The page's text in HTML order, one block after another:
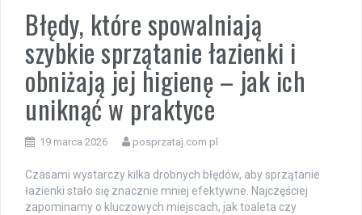
Błędy, które spowalniają
szybkie sprzątanie łazienki i
obniżają jej higienę – jak ich
uniknąć w praktyce
19 marca 2026 posprzataj.com.pl
Czasami wystarczy kilka drobnych błędów, aby sprzątanie
łazienki stało się znacznie mniej efektywne. Najczęściej
zapominamy o kluczowych miejscach, jak toaleta czy